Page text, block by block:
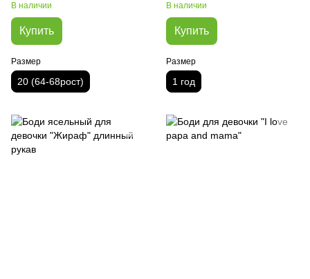
В наличии
Купить
Размер
20 (64-68рост)
В наличии
Купить
Размер
1 год